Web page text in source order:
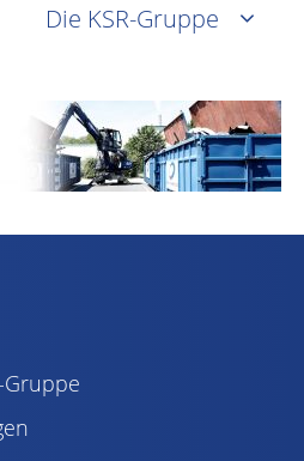
Die KSR-Gruppe
Gruppe